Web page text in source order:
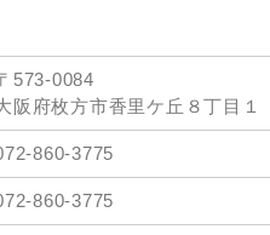
573-0084
阪府枚方市香里ケ丘８丁目１
860-3775
860-3775